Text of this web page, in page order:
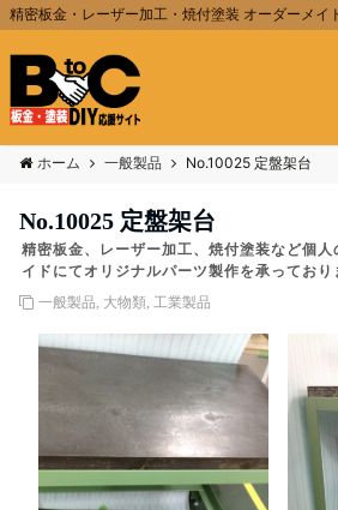
精密板金・レーザー加工・焼付塗装 オーダーメイ
ホーム 一般製品 No.10025 定盤架台
No.10025 定盤架台
精密板金、レーザー加工、焼付塗装など個人
イドにてオリジナルパーツ製作を承っており
一般製品, 大物類, 工業製品